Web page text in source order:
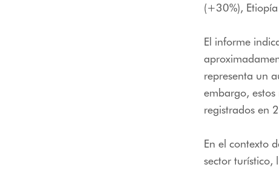
(+30%),
El informe
representa un
embargo,
registrados en
En el contexto
sector turístico,